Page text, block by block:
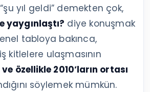
yıl geldi” demekten çok,
yaygınlaştı? diye konuşmak
tabloya bakınca,
kitlelere ulaşmasının
ve özellikle 2010’ların ortası
söylemek mümkün.